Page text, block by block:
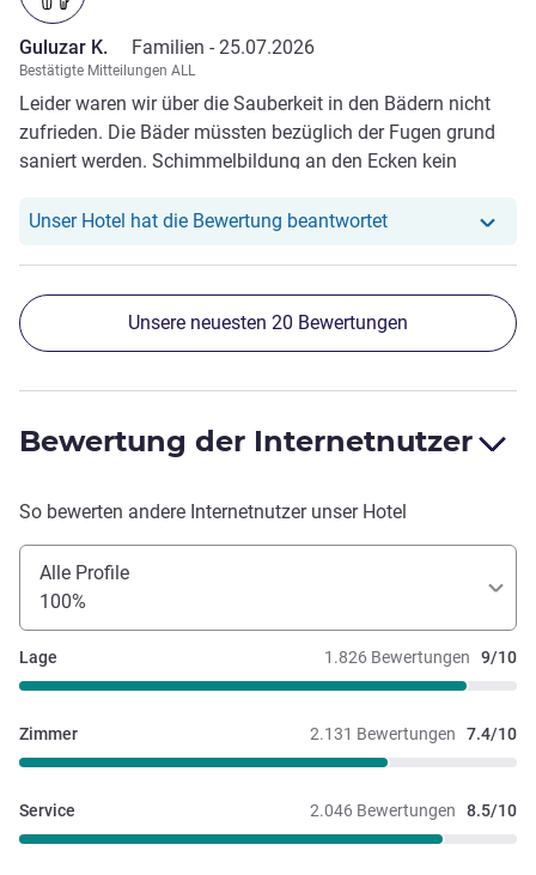
Guluzar K. Familien - 25.07.2026
Bestätigte Mitteilungen ALL
Leider waren wir über die Sauberkeit in den Bädern nicht
zufrieden. Die Bäder müssten bezüglich der Fugen grund
saniert werden. Schimmelbildung an den Ecken kein
Unser Hotel hat die Bewertung beantwortetUnser Hotel hat
Unsere neuesten 20 Bewertungen
Bewertung der Internetnutzer
So bewerten andere Internetnutzer unser Hotel
Alle Profile
100%
1.826 Bewertungen 9/10
Lage
2.131 Bewertungen 7.4/10
Zimmer
2.046 Bewertungen 8.5/10
Service